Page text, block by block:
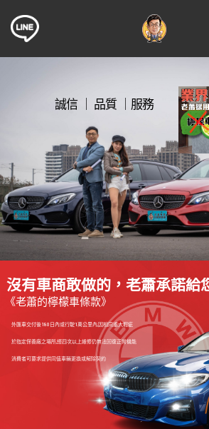
誠信 ｜ 品質 ｜服務
外匯車交付後180日內或行駛1萬公里內,因相同重大瑕疵
於指定保養廠之場所,經四次以上維修仍無法回復正常機能
消費者可要求提供同值車輛更換或解除契約
沒有車商敢做的 ， 老蕭承諾給
《老蕭的檸檬車條款》